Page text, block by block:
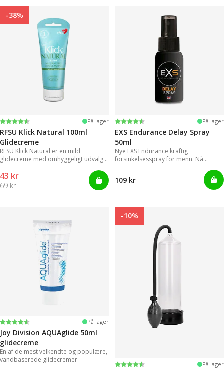
-38%
Vurdering:
4.4 ud af 5 stjerner På lager
RFSU Klick Natural 100ml
Glidecreme
RFSU Klick Natural er en mild
glidecreme med omhyggeligt udvalgte
langvarige glidende bevægelser.
43 kr
69 kr
Vurdering:
4.2 ud af 5 stjerner På lager
EXS Endurance Delay Spray
50ml
Nye EXS Endurance kraftig
forsinkelsesspray for menn. Nå
109 kr
Vurdering:
4.2 ud af 5 stjerner På lager
Joy Division AQUAglide 50ml
glidecreme
En af de mest velkendte og populære,
vandbaserede glidecremer
-10%
Vurdering:
4.3 ud af 5 stjerner På lager